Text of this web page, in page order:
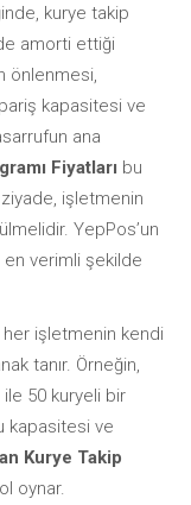
kurye takip
amorti ettiği
önlenmesi,
kapasitesi ve
ana
Fiyatları bu
işletmenin
YepPos’un
en verimli şekilde
işletmenin kendi
tanır. Örneğin,
50 kuryeli bir
kapasitesi ve
Kurye Takip
oynar.